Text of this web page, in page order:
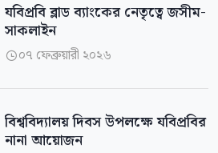
যবিপ্রবি ব্লাড ব্যাংকের নেতৃত্বে জসীম-
সাকলাইন
০৭ ফেব্রুয়ারী ২০২৬
বিশ্ববিদ্যালয় দিবস উপলক্ষে যবিপ্রবির
নানা আয়োজন